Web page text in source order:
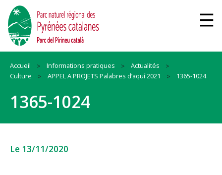
Accueil Informations pratiques
Actualités
Culture
APPEL A PROJETS Palabres d’aquí 2021 1365-1024
1365-1024
Le 13/11/2020